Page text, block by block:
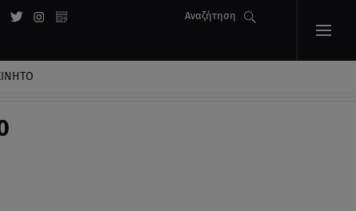
Αναζήτηση